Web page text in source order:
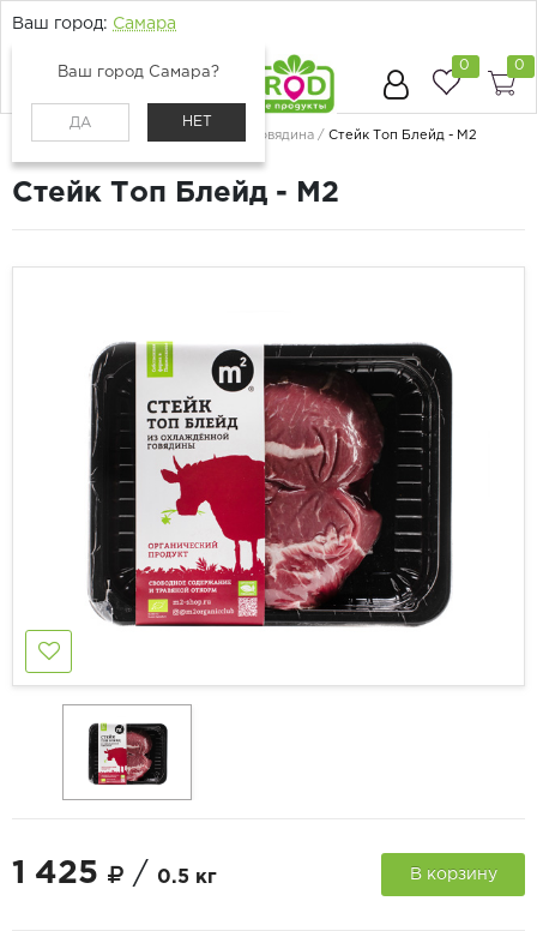
Ваш город: Самара
Ваш город Самара?
ДА НЕТ
0 0
Говядина Стейк Топ Блейд - М2
Стейк Топ Блейд - М2
1 425 / 0.5 кг В корзину